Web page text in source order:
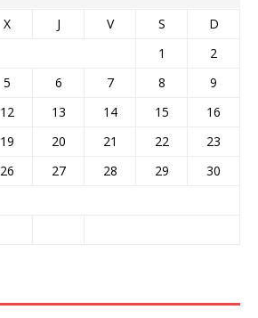
X J V S D
1
2
5 6 7 8
9
12 13 14 15
16
19 20 21 22
23
26 27 28 29
30